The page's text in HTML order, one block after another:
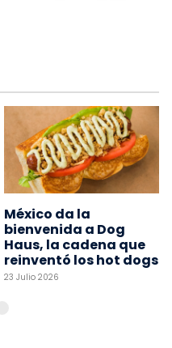
México da la
bienvenida a Dog
Haus, la cadena que
reinventó los hot dogs
23 Julio 2026